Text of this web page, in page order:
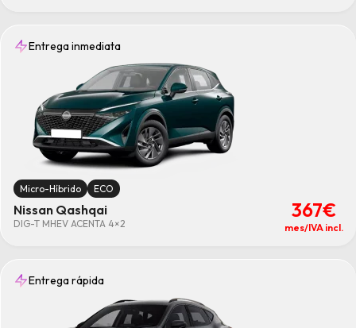
Entrega inmediata
Micro-Híbrido ECO
Nissan Qashqai
DIG-T MHEV ACENTA 4×2
367€
mes/IVA incl.
Entrega rápida